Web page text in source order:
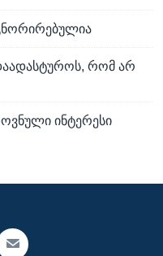
რომ არ
ინტერესი